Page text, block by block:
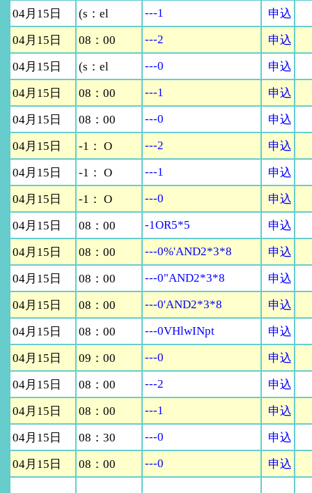
04月15日
(s：el ---1
申込
04月15日
08：00 ---2
申込
04月15日
(s：el ---0
申込
04月15日
08：00 ---1
申込
04月15日
08：00 ---0
申込
04月15日
-1： O ---2
申込
04月15日
-1： O ---1
申込
04月15日
-1： O ---0
申込
04月15日
08：00 -1OR5*5
申込
04月15日
08：00 ---0%'AND2*3*8
申込
04月15日
08：00 ---0"AND2*3*8
申込
04月15日
08：00 ---0'AND2*3*8
申込
04月15日
08：00 ---0VHlwINpt
申込
04月15日
09：00 ---0
申込
04月15日
08：00 ---2
申込
04月15日
08：00 ---1
申込
04月15日
08：30 ---0
申込
04月15日
08：00 ---0 申込